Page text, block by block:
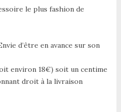
le plus fashion de
d’être en avance sur son
environ 18€) soit un centime
droit à la livraison